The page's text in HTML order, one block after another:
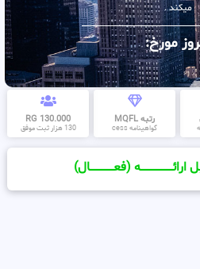
میکند .
مورخ:
رتبه MQFL
گواهینامه cess
130.000 RG
130 هزار ثبت موفق
(فعـــــــــــــــال)